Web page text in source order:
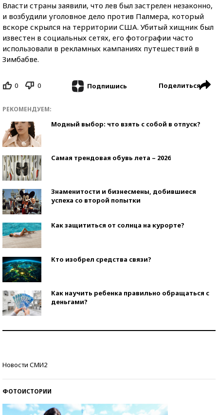
Власти страны заявили, что лев был застрелен незаконно,
и возбудили уголовное дело против Палмера, который
вскоре скрылся на территории США. Убитый хищник был
известен в социальных сетях, его фотографии часто
использовали в рекламных кампаниях путешествий в
Зимбабве.
0 0 Подпишись Поделиться
РЕКОМЕНДУЕМ:
Модный выбор: что взять с собой в отпуск?
Самая трендовая обувь лета – 2026
Знаменитости и бизнесмены, добившиеся
успеха со второй попытки
Как защититься от солнца на курорте?
Кто изобрел средства связи?
Как научить ребенка правильно обращаться с
деньгами?
Новости СМИ2
ФОТОИСТОРИИ